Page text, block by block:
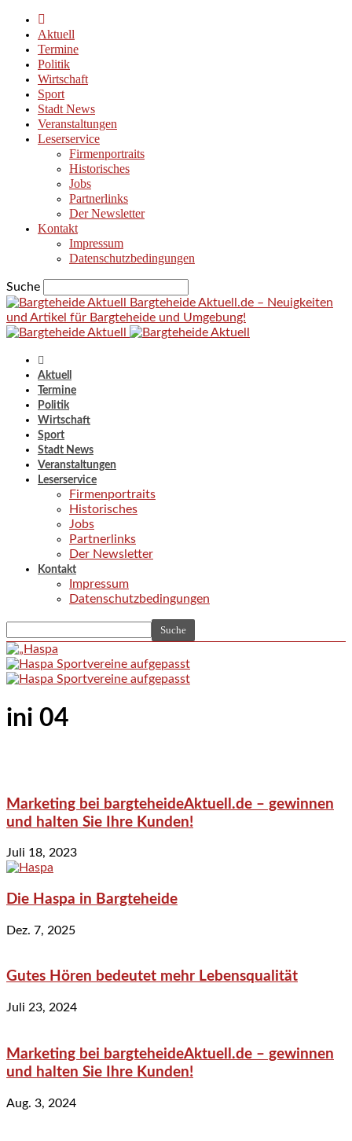
Aktuell
Termine
Politik
Wirtschaft
Sport
Stadt News
Veranstaltungen
Leserservice
Firmenportraits
Historisches
Jobs
Partnerlinks
Der Newsletter
Kontakt
Impressum
Datenschutzbedingungen
Suche
Bargteheide Aktuell.de – Neuigkeiten
und Artikel für Bargteheide und Umgebung!
Aktuell
Termine
Politik
Wirtschaft
Sport
Stadt News
Veranstaltungen
Leserservice
Firmenportraits
Historisches
Jobs
Partnerlinks
Der Newsletter
Kontakt
Impressum
Datenschutzbedingungen
ini 04
Marketing bei bargteheideAktuell.de – gewinnen
und halten Sie Ihre Kunden!
Juli 18, 2023
Die Haspa in Bargteheide
Dez. 7, 2025
Gutes Hören bedeutet mehr Lebensqualität
Juli 23, 2024
Marketing bei bargteheideAktuell.de – gewinnen
und halten Sie Ihre Kunden!
Aug. 3, 2024